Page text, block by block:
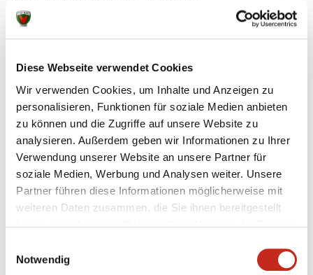
Diese Webseite verwendet Cookies
Wir verwenden Cookies, um Inhalte und Anzeigen zu
personalisieren, Funktionen für soziale Medien anbieten
zu können und die Zugriffe auf unsere Website zu
analysieren. Außerdem geben wir Informationen zu Ihrer
Verwendung unserer Website an unsere Partner für
soziale Medien, Werbung und Analysen weiter. Unsere
Partner führen diese Informationen möglicherweise mit
weiteren Daten zusammen, die Sie ihnen bereitgestellt
Notwendig
Weitere News
07.08.2026 | Information | pst
Testspiel mit Champions-League-
Zum zweiten Mal in dieser Woche haben die Füchse